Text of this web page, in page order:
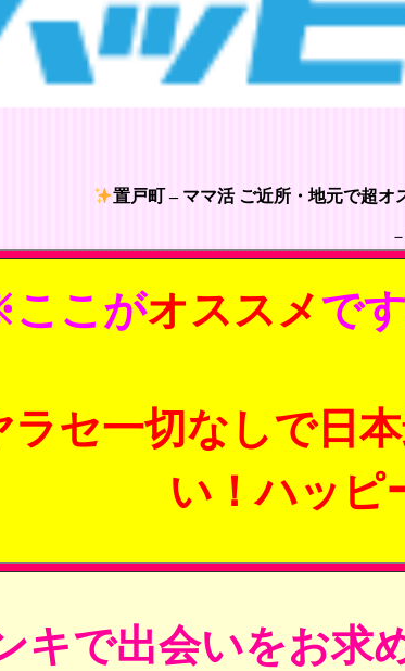
置戸町 – ママ活 ご近所・地元で超
こがオススメで
ラセ一切なしで日
い！ハッピ
キで出会いをお求